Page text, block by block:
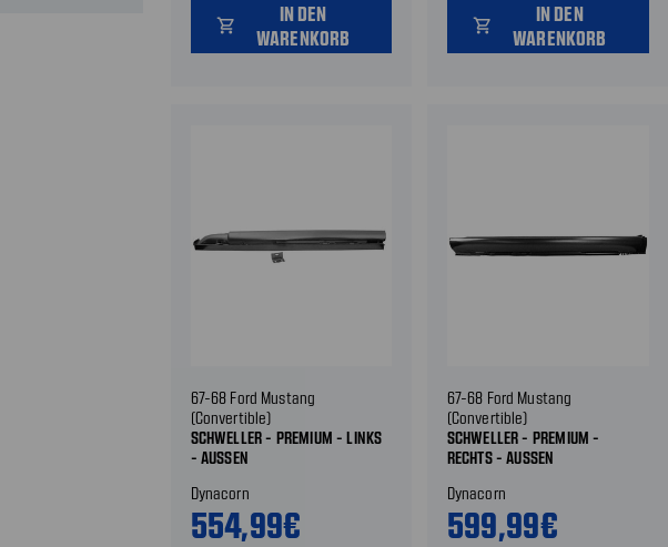
shopping_cart
IN DEN
WARENKORB
shopping_cart
IN DEN
WARENKORB
67-68 Ford Mustang
(Convertible)
SCHWELLER - PREMIUM - LINKS
- AUSSEN
Dynacorn
554,99€
67-68 Ford Mustang
(Convertible)
SCHWELLER - PREMIUM -
RECHTS - AUSSEN
Dynacorn
599,99€